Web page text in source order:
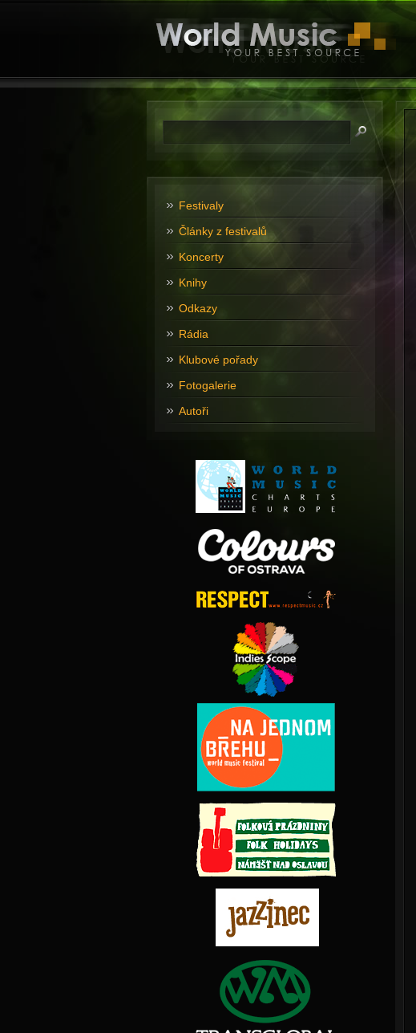
Festivaly
Články z festivalů
Koncerty
Knihy
Odkazy
Rádia
Klubové pořady
Fotogalerie
Autoři